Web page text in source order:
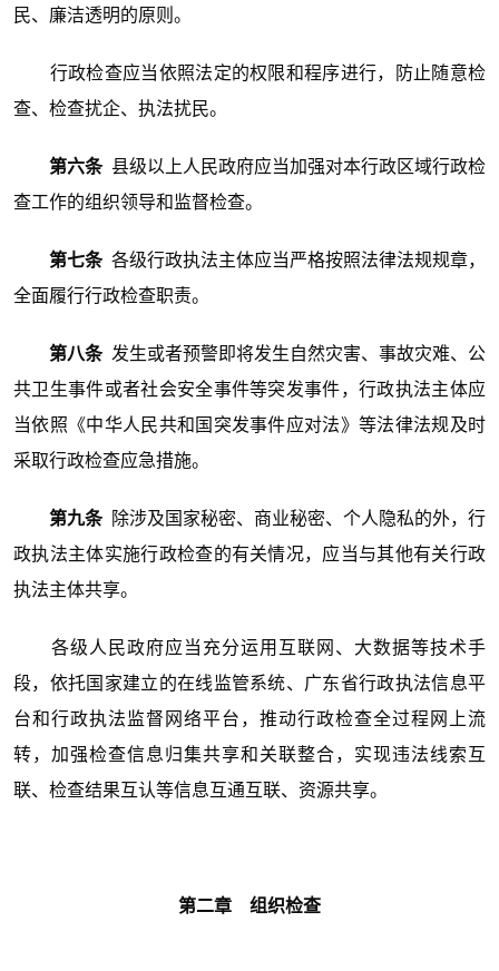
民、廉洁透明的原则。
行政检查应当依照法定的权限和程序进行，防止随意检
查、检查扰企、执法扰民。
第六条 县级以上人民政府应当加强对本行政区域行政检
查工作的组织领导和监督检查。
第七条 各级行政执法主体应当严格按照法律法规规章，
全面履行行政检查职责。
第八条 发生或者预警即将发生自然灾害、事故灾难、公
共卫生事件或者社会安全事件等突发事件，行政执法主体应
当依照《中华人民共和国突发事件应对法》等法律法规及时
采取行政检查应急措施。
第九条 除涉及国家秘密、商业秘密、个人隐私的外，行
政执法主体实施行政检查的有关情况，应当与其他有关行政
执法主体共享。
各级人民政府应当充分运用互联网、大数据等技术手
段，依托国家建立的在线监管系统、广东省行政执法信息平
台和行政执法监督网络平台，推动行政检查全过程网上流
转，加强检查信息归集共享和关联整合，实现违法线索互
联、检查结果互认等信息互通互联、资源共享。
第二章 组织检查